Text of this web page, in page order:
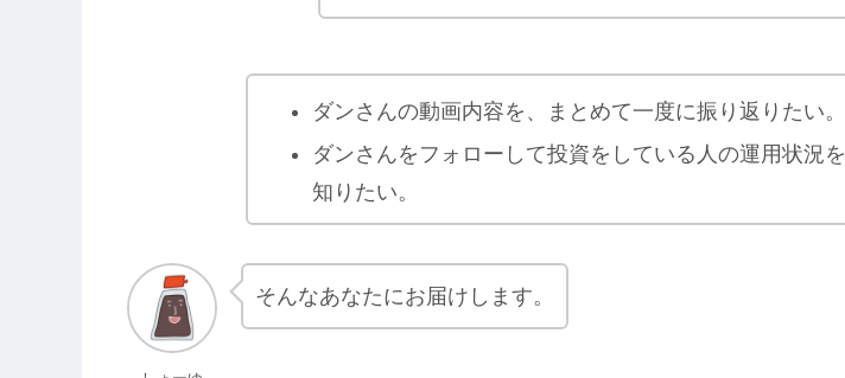
ダンさんの動画内容を、まとめて一度に振り返りたい。
ダンさんをフォローして投資をしている人の運用状況を
知りたい。
そんなあなたにお届けします。